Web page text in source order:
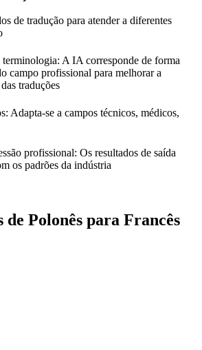
de tradução para atender a diferentes
terminologia: A IA corresponde de forma
campo profissional para melhorar a
traduções
Adapta-se a campos técnicos, médicos,
profissional: Os resultados de saída
os padrões da indústria
de Polonês para Francês